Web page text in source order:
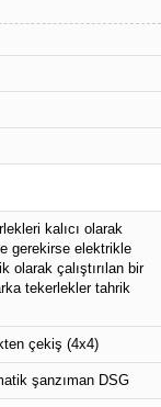
kalıcı olarak
gerekirse elektrikle
olarak çalıştırılan bir
tekerlekler tahrik
çekiş (4x4)
şanzıman DSG